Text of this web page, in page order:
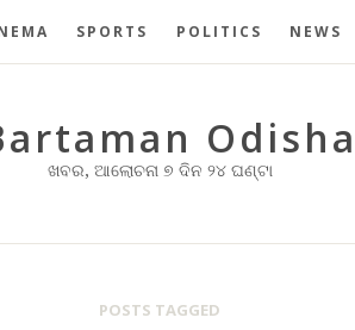
SPORTS POLITICS NEWS
ଖବର, ଆଲୋଚନା ୭ ଦିନ ୨୪ ଘଣ୍ଟା
POSTS TAGGED